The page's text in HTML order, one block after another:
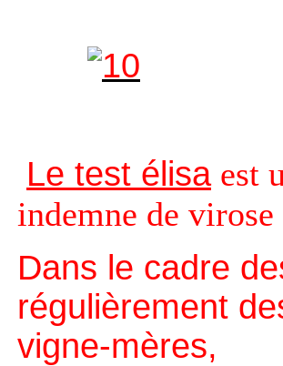
Le test élisaest
indemne de
Dans le cadre
régulièrement
vigne-mères,